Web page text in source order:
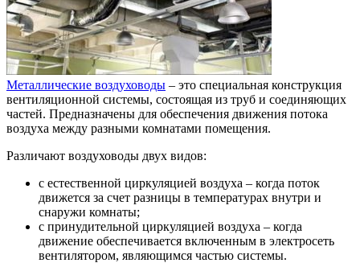
Металлические воздуховоды – это специальная конструкция
вентиляционной системы, состоящая из труб и соединяющих
частей. Предназначены для обеспечения движения потока
воздуха между разными комнатами помещения.
Различают воздуховоды двух видов:
с естественной циркуляцией воздуха – когда поток
движется за счет разницы в температурах внутри и
снаружи комнаты;
с принудительной циркуляцией воздуха – когда
движение обеспечивается включенным в электросеть
вентилятором, являющимся частью системы.